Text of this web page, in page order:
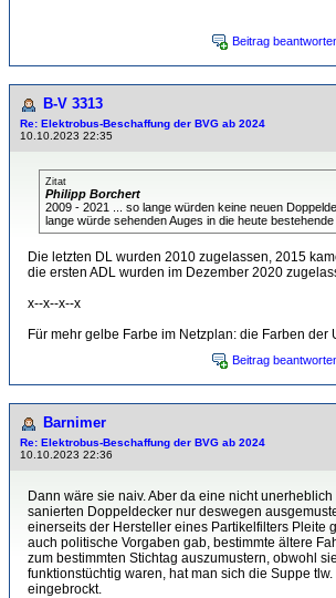
Beitrag
B-V 3313
Re: Elektrobus-Beschaffung der BVG ab 2024
10.10.2023 22:35
Zitat
Philipp Borchert
2009 - 2021 ... so lange würden keine neuen
lange würde sehenden Auges in die heute bestehende
Die letzten DL wurden 2010 zugelassen, 2015
die ersten ADL wurden im Dezember 2020
x--x--x--x
Für mehr gelbe Farbe im Netzplan: die Farben der
Beitrag
Barnimer
Re: Elektrobus-Beschaffung der BVG ab 2024
10.10.2023 22:36
Dann wäre sie naiv. Aber da eine nicht unerheblich
sanierten Doppeldecker nur deswegen
einerseits der Hersteller eines Partikelfilters Pleite
auch politische Vorgaben gab, bestimmte ältere
zum bestimmten Stichtag auszumustern, obwohl
funktionstüchtig waren, hat man sich die Suppe
eingebrockt.